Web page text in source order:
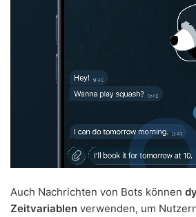
Auch Nachrichten von Bots können
Zeitvariablen verwenden, um